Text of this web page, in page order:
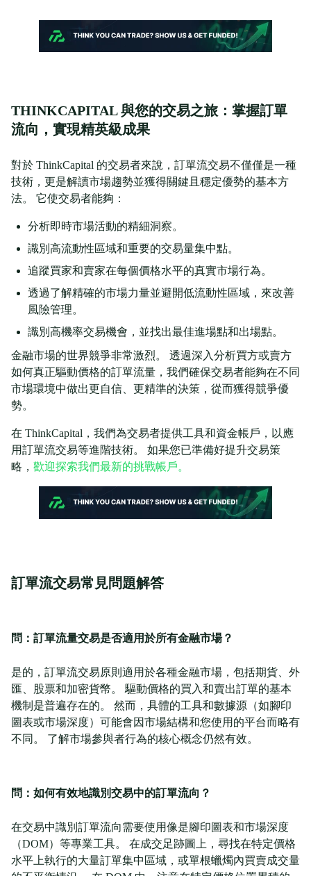
THINKCAPITAL 與您的交易之旅：掌握訂單
流向，實現精英級成果
對於 ThinkCapital 的交易者來說，訂單流交易不僅僅是一種
技術，更是解讀市場趨勢並獲得關鍵且穩定優勢的基本方
法。 它使交易者能夠：
分析即時市場活動的精細洞察。
識別高流動性區域和重要的交易量集中點。
追蹤買家和賣家在每個價格水平的真實市場行為。
透過了解精確的市場力量並避開低流動性區域，來改善
風險管理。
識別高機率交易機會，並找出最佳進場點和出場點。
金融市場的世界競爭非常激烈。 透過深入分析買方或賣方
如何真正驅動價格的訂單流量，我們確保交易者能夠在不同
市場環境中做出更自信、更精準的決策，從而獲得競爭優
勢。
在 ThinkCapital，我們為交易者提供工具和資金帳戶，以應
用訂單流交易等進階技術。 如果您已準備好提升交易策
略， 歡迎探索我們最新的挑戰帳戶。
訂單流交易常見問題解答
問：訂單流量交易是否適用於所有金融市場？
是的，訂單流交易原則適用於各種金融市場，包括期貨、外
匯、股票和加密貨幣。 驅動價格的買入和賣出訂單的基本
機制是普遍存在的。 然而，具體的工具和數據源（如腳印
圖表或市場深度）可能會因市場結構和您使用的平台而略有
不同。 了解市場參與者行為的核心概念仍然有效。
問：如何有效地識別交易中的訂單流向？
在交易中識別訂單流向需要使用像是腳印圖表和市場深度
（DOM）等專業工具。 在成交足跡圖上，尋找在特定價格
水平上執行的大量訂單集中區域，或單根蠟燭內買賣成交量